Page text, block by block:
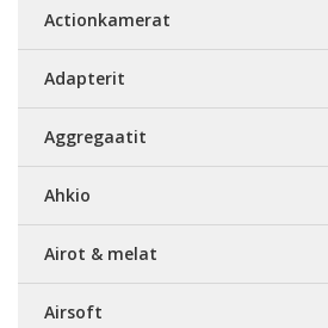
Actionkamerat
Adapterit
Aggregaatit
Ahkio
Airot & melat
Airsoft